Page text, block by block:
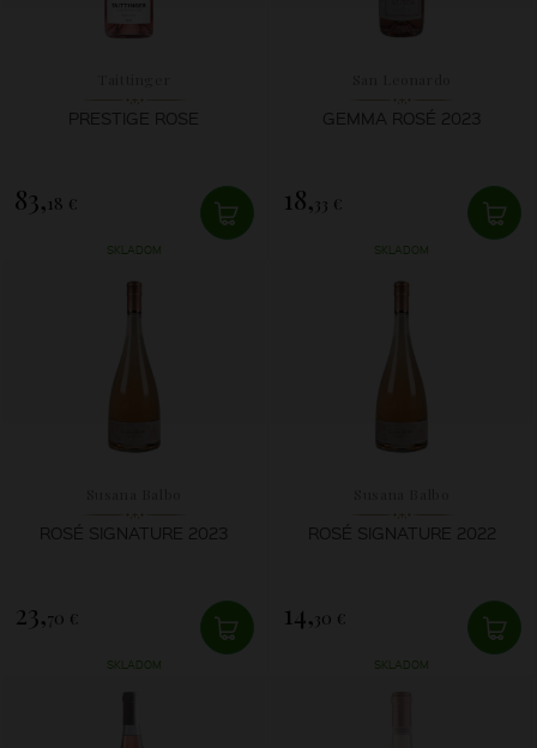
PRESTIGE ROSE
83, 18 €
SKLADOM
GEMMA ROSÉ 2023
18, 33 €
SKLADOM
ROSÉ SIGNATURE 2023
23,70 €
SKLADOM
ROSÉ SIGNATURE 2022
14, 30 €
SKLADOM